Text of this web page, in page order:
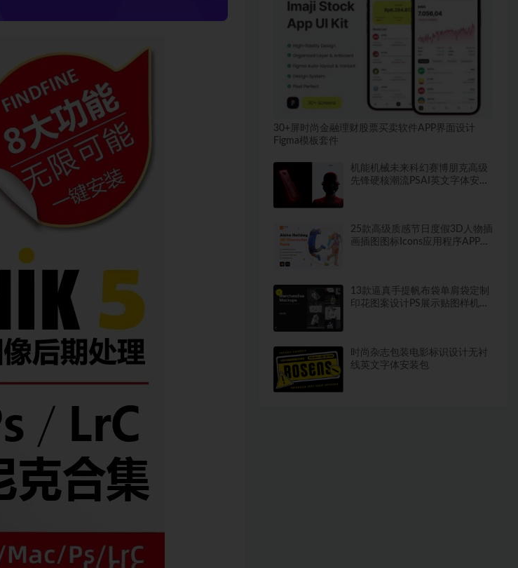
30+屏时尚金融理财股票买卖软件APP界面设计
Figma模板套件
机能机械未来科幻赛博朋克高级
先锋硬核潮流PSAI英文字体安装
25款高级质感节日度假3D人物插
画插图图标Icons应用程序APP界
13款逼真手提帆布袋单肩袋定制
印花图案设计PS展示贴图样机模
时尚杂志包装电影标识设计无衬
线英文字体安装包